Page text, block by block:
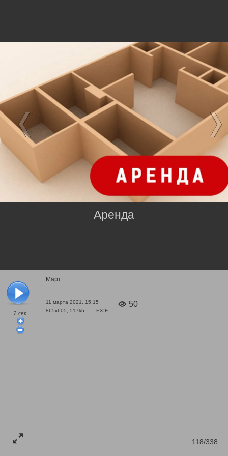
2 сек.
Март
11 марта 2021, 15:15
865x605, 517kb
EXIF
50
118/338
Аренда